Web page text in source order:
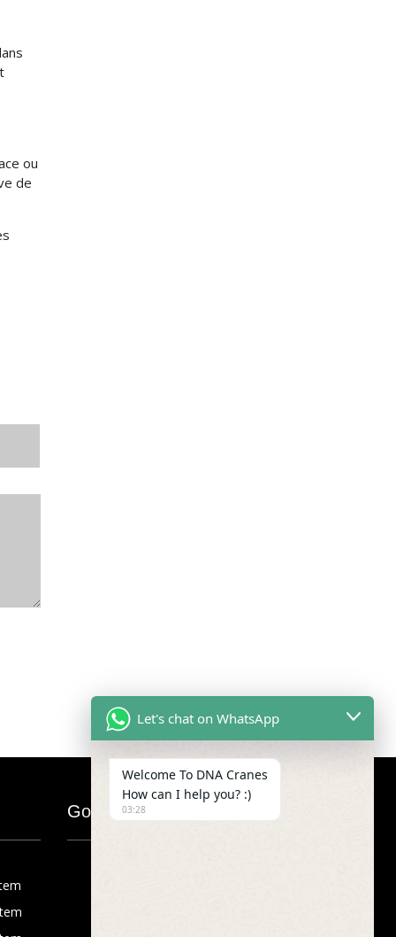
ou
de
Google Map
Let's chat on WhatsApp
Welcome To DNA Cranes
How can I help you? :)
03:28